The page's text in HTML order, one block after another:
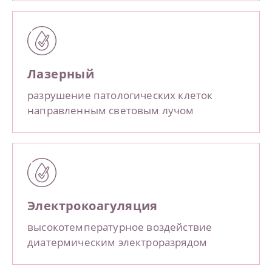
Лазерный
разрушение патологических клеток
направленным световым лучом
Электрокоагуляция
высокотемпературное воздействие
диатермическим электроразрядом